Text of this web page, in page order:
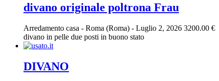
divano originale poltrona Frau
Arredamento casa - Roma (Roma) - Luglio 2, 2026 3200.00 €
divano in pelle due posti in buono stato
DIVANO